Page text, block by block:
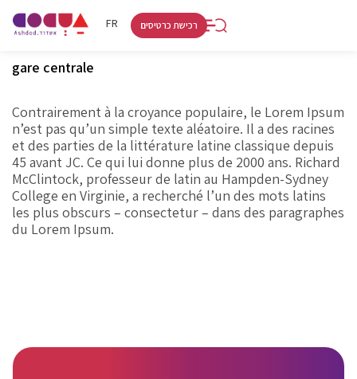
FR
HE
רכישת כרטיסים
gare centrale
Contrairement à la croyance populaire, le Lorem Ipsum
n’est pas qu’un simple texte aléatoire. Il a des racines
et des parties de la littérature latine classique depuis
45 avant JC. Ce qui lui donne plus de 2000 ans. Richard
McClintock, professeur de latin au Hampden-Sydney
College en Virginie, a recherché l’un des mots latins
les plus obscurs – consectetur – dans des paragraphes
du Lorem Ipsum.